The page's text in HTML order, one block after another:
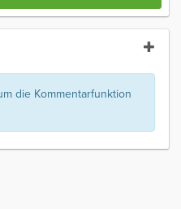
die Kommentarfunktion